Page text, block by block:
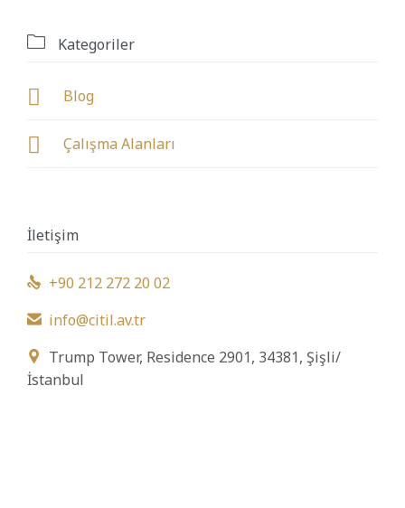
 Kategoriler
 Blog
 Çalışma Alanları
İletişim
 +90 212 272 20 02
 info@citil.av.tr

Trump Tower, Residence 2901, 34381, Şişli/
İstanbul